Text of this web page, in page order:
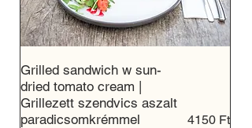
Grilled sandwich w sun-
dried tomato cream |
Grillezett szendvics aszalt
paradicsomkrémmel
4150 Ft